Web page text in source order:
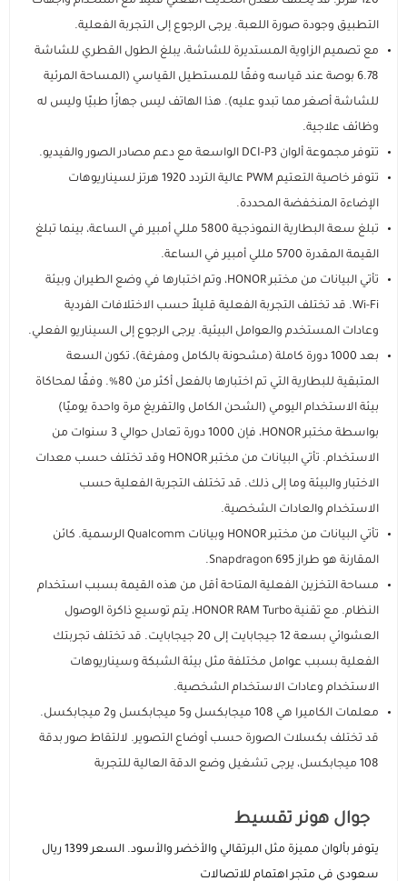
التطبيق وجودة صورة اللعبة. يرجى الرجوع إلى التجربة الفعلية.
مع تصميم الزاوية المستديرة للشاشة، يبلغ الطول القطري للشاشة
6.78 بوصة عند قياسه وفقًا للمستطيل القياسي (المساحة المرئية
للشاشة أصغر مما تبدو عليه). هذا الهاتف ليس جهازًا طبيًا وليس له
وظائف علاجية.
تتوفر مجموعة ألوان DCI-P3 الواسعة مع دعم مصادر الصور والفيديو.
تتوفر خاصية التعتيم PWM عالية التردد 1920 هرتز لسيناريوهات
الإضاءة المنخفضة المحددة.
تبلغ سعة البطارية النموذجية 5800 مللي أمبير في الساعة، بينما تبلغ
القيمة المقدرة 5700 مللي أمبير في الساعة.
تأتي البيانات من مختبر HONOR، وتم اختبارها في وضع الطيران وبيئة
Wi-Fi. قد تختلف التجربة الفعلية قليلاً حسب الاختلافات الفردية
وعادات المستخدم والعوامل البيئية. يرجى الرجوع إلى السيناريو الفعلي.
بعد 1000 دورة كاملة (مشحونة بالكامل ومفرغة)، تكون السعة
المتبقية للبطارية التي تم اختبارها بالفعل أكثر من 80%. وفقًا لمحاكاة
بيئة الاستخدام اليومي (الشحن الكامل والتفريغ مرة واحدة يوميًا)
بواسطة مختبر HONOR، فإن 1000 دورة تعادل حوالي 3 سنوات من
الاستخدام. تأتي البيانات من مختبر HONOR وقد تختلف حسب معدات
الاختبار والبيئة وما إلى ذلك. قد تختلف التجربة الفعلية حسب
الاستخدام والعادات الشخصية.
تأتي البيانات من مختبر HONOR وبيانات Qualcomm الرسمية. كائن
المقارنة هو طراز Snapdragon 695.
مساحة التخزين الفعلية المتاحة أقل من هذه القيمة بسبب استخدام
النظام. مع تقنية HONOR RAM Turbo، يتم توسيع ذاكرة الوصول
العشوائي بسعة 12 جيجابايت إلى 20 جيجابايت. قد تختلف تجربتك
الفعلية بسبب عوامل مختلفة مثل بيئة الشبكة وسيناريوهات
الاستخدام وعادات الاستخدام الشخصية.
معلمات الكاميرا هي 108 ميجابكسل و5 ميجابكسل و2 ميجابكسل.
قد تختلف بكسلات الصورة حسب أوضاع التصوير. لالتقاط صور بدقة
108 ميجابكسل، يرجى تشغيل وضع الدقة العالية للتجربة
جوال هونر تقسيط
يتوفر بألوان مميزة مثل البرتقالي والأخضر والأسود. السعر 1399 ريال
سعودي في متجر اهتمام للاتصالات